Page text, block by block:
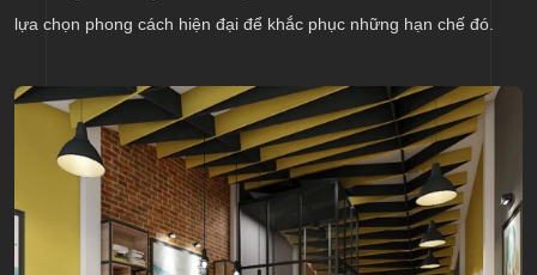
lựa chọn phong cách hiện đại để khắc phục những hạn chế đó.